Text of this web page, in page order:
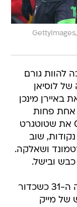
GettyImages,
להוות גורם
לוסיאן
שניצחה בשבוע שעבר 1:3 את באיירן מינכן
אחת פחות
משלושתן, הביסה הערב (ראשון) 0:3 את שטוטגרט
בחוץ ושיפרה את המאזן שלה ל-39 נקודות, שוב
ושאלקה.
ובישל.
הראשון של קבוצת החוץ הגיע בדקה ה-31 כשכדור
של מייק